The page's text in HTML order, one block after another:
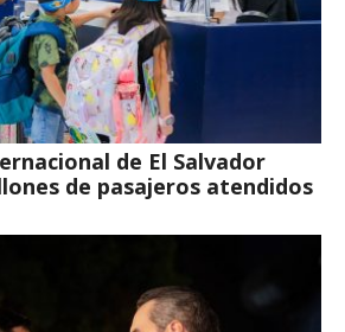
de El Salvador
de pasajeros atendidos